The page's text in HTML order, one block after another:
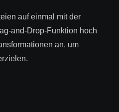
auf einmal mit der
and-Drop-Funktion hoch
an, um